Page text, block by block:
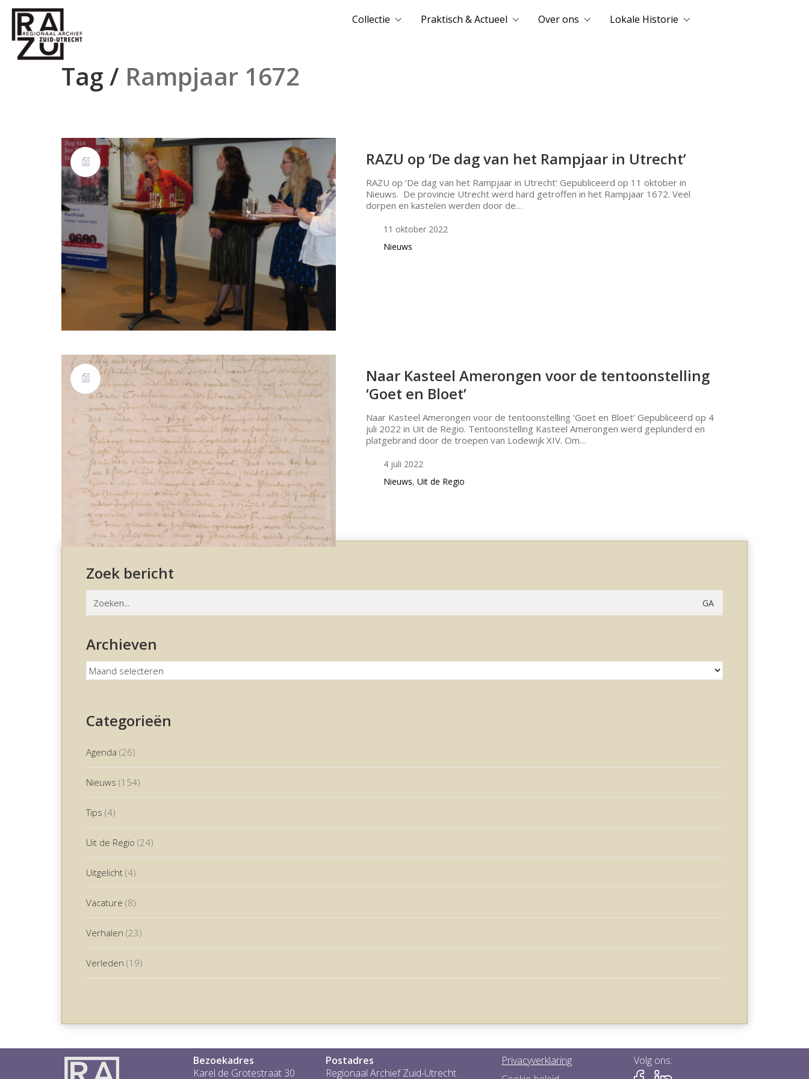
Collectie Praktisch & Actueel Over ons Lokale Historie
Tag / Rampjaar 1672
RAZU op ‘De dag van het Rampjaar in Utrecht’
RAZU op ‘De dag van het Rampjaar in Utrecht’ Gepubliceerd op 11 oktober in
Nieuws. De provincie Utrecht werd hard getroffen in het Rampjaar 1672. Veel
dorpen en kastelen werden door de…
11 oktober 2022
Nieuws
Naar Kasteel Amerongen voor de tentoonstelling
‘Goet en Bloet’
Naar Kasteel Amerongen voor de tentoonstelling ‘Goet en Bloet’ Gepubliceerd op 4
juli 2022 in Uit de Regio. Tentoonstelling Kasteel Amerongen werd geplunderd en
platgebrand door de troepen van Lodewijk XIV. Om…
4 juli 2022
Nieuws, Uit de Regio
Zoek bericht
naar:
Archieven
Archieven
Categorieën
Agenda (26)
Nieuws (154)
Tips (4)
Uit de Regio (24)
Uitgelicht (4)
Vacature (8)
Verhalen (23)
Verleden (19)
Bezoekadres
Karel de Grotestraat 30
Postadres
Regionaal Archief Zuid-Utrecht
Privacyverklaring
Volg ons: